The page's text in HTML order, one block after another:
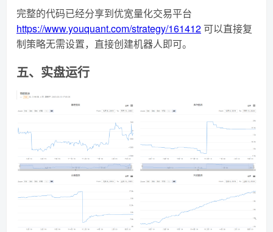
完整的代码已经分享到优宽量化交易平台
https://www.youquant.com/strategy/161412 可以直接复
制策略无需设置，直接创建机器人即可。
五、实盘运行